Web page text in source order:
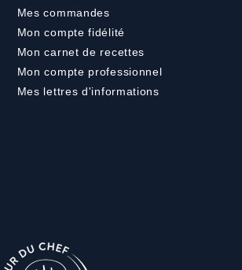
Mes commandes
Mon compte fidélité
Mon carnet de recettes
Mon compte professionnel
Mes lettres d'informations